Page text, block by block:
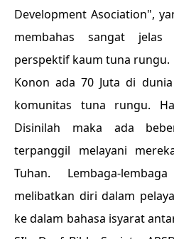
Development Asociation",
membahas sangat
perspektif kaum tuna rungu.
Konon ada 70 Juta di
komunitas tuna rungu.
Disinilah maka ada
terpanggil melayani
Tuhan. Lembaga-
melibatkan diri dalam
ke dalam bahasa isyarat